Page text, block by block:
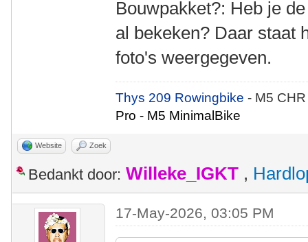
Bouwpakket?: Heb je
al bekeken? Daar staat
foto's weergegeven.
Thys 209 Rowingbike- M5
Pro - M5 MinimalBike
Website Zoek
Bedankt door: Willeke_IGKT ,
17-May-2026, 03:05 PM